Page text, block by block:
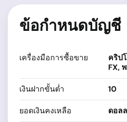
ข้อกำหนดบัญชี
เครื่องมือการซื้อขาย
คริป
FX,
เงินฝากขั้นต่ำ 10
ยอดเงินคงเหลือ ดอล